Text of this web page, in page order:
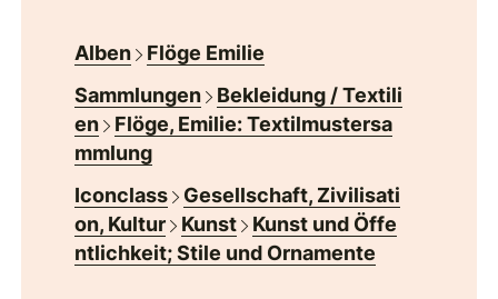
Alben
Flöge Emilie
Sammlungen
Bekleidung / Textili
en
Flöge, Emilie: Textilmustersa
mmlung
Iconclass
Gesellschaft, Zivilisati
on, Kultur
Kunst
Kunst und Öffe
ntlichkeit; Stile und Ornamente